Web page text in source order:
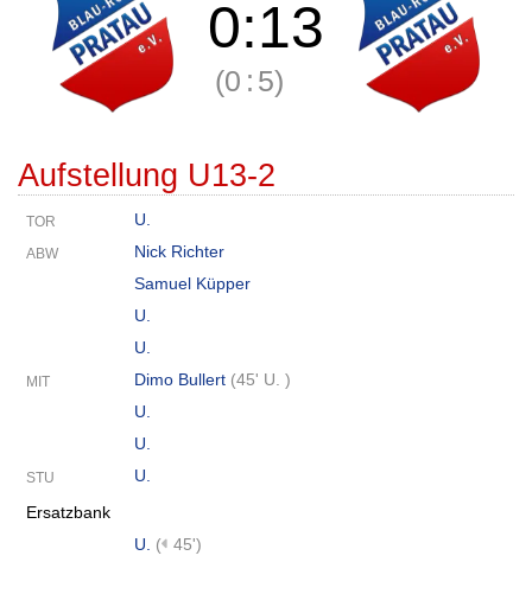
0:13
(0 : 5)
Aufstellung U13-2
TOR U.
ABW
Nick Richter
Samuel Küpper
U.
U.
MIT Dimo Bullert (45' U. )
U.
U.
STU
U.
Ersatzbank
U. ( 45')